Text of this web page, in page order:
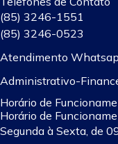
(85) 3246-1551
(85) 3246-0523
Atendimento
Administrativo-
Horário de
Horário de
Segunda à Sexta, de